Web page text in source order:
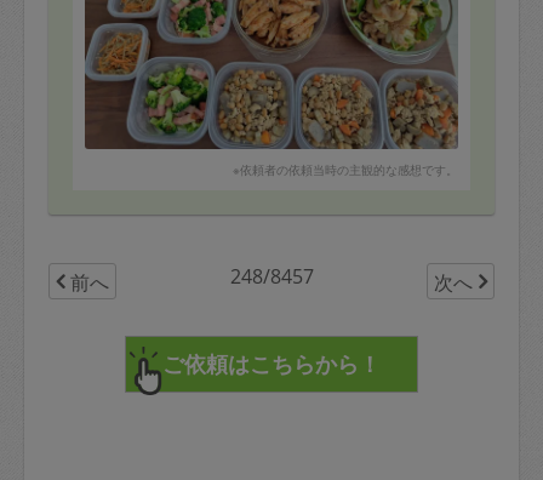
※依頼者の依頼当時の主観的な感想です。
前へ 248/8457 次へ